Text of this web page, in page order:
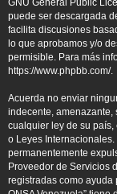
GNU General Public
puede ser descargada
facilita discusiones
lo que aprobamos y/o
permisible. Para más
https://www.phpbb.com/.
Acuerda no enviar
indecente,
cualquier ley de su país,
o Leyes
permanentemente
Proveedor de Servicios
registradas como ayuda